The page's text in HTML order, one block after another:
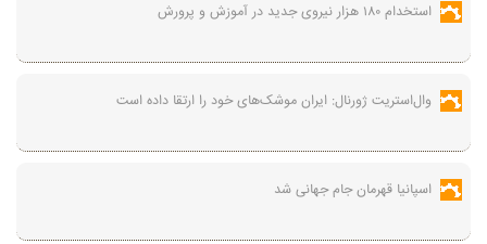
استخدام ۱۸۰ هزار نیروی جدید در آموزش‌ و پرورش
وال‌استریت ژورنال: ایران موشک‌های خود را ارتقا داده است
اسپانیا قهرمان جام جهانی شد